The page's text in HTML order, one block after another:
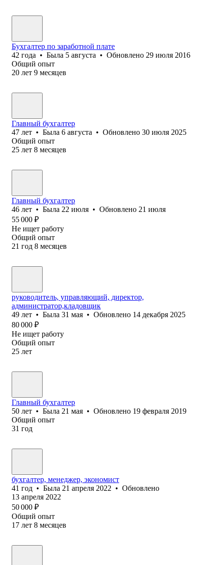
Бухгалтер по заработной плате
42 года • Была 5 августа • Обновлено 29 июля 2016
Общий опыт
20 лет 9 месяцев
Главный бухгалтер
47 лет • Была 6 августа • Обновлено 30 июля 2025
Общий опыт
25 лет 8 месяцев
Главный бухгалтер
46 лет • Была 22 июля • Обновлено 21 июля
55 000 ₽
Не ищет работу
Общий опыт
21 год 8 месяцев
руководитель, управляющий, директор,
администратор,кладовщик
49 лет • Была 31 мая • Обновлено 14 декабря 2025
80 000 ₽
Не ищет работу
Общий опыт
25 лет
Главный бухгалтер
50 лет • Была 21 мая • Обновлено 19 февраля 2019
Общий опыт
31 год
бухгалтер, менеджер, экономист
41 год • Была 21 апреля 2022 • Обновлено
13 апреля 2022
50 000 ₽
Общий опыт
17 лет 8 месяцев